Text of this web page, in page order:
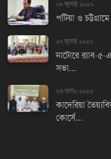
০৮ জুলাই ২০২৬
পটিয়া ও
২৭ জুলাই ২০২৬
নাটোরে র‌্যাব-
সভা...
০৩ আগu ২০২৬
কাদেরিয়া
কোর্সে...